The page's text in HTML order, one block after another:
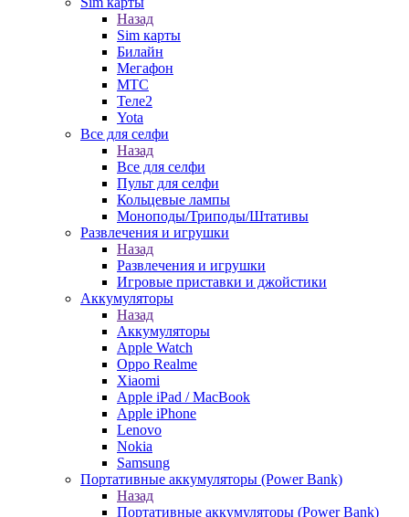
Назад
Sim карты
Билайн
Мегафон
МТС
Теле2
Yota
Все для селфи
Назад
Все для селфи
Пульт для селфи
Кольцевые лампы
Моноподы/Триподы/Штативы
Развлечения и игрушки
Назад
Развлечения и игрушки
Игровые приставки и джойстики
Аккумуляторы
Назад
Аккумуляторы
Apple Watch
Oppo Realme
Xiaomi
Apple iPad / MacBook
Apple iPhone
Lenovo
Nokia
Samsung
Портативные аккумуляторы (Power Bank)
Назад
Портативные аккумуляторы (Power Bank)